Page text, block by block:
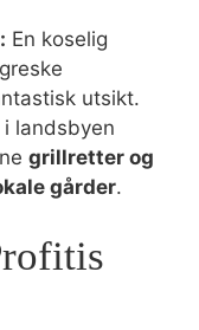
En koselig
utsikt.
i landsbyen
grillretter og
gårder.